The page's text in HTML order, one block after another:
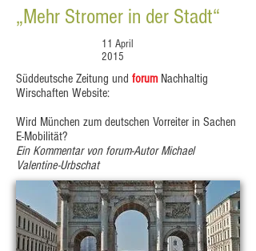
„Mehr Stromer in der Stadt“
11 April
2015
Süddeutsche Zeitung und forumNachhaltig
Wirschaften Website:
Wird München zum deutschen Vorreiter in Sachen
E-Mobilität?
Ein Kommentar von forum-Autor Michael
Valentine-Urbschat